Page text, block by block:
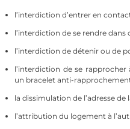
l’interdiction d’entrer en
l’interdiction de se rendre dans
l’interdiction de détenir ou de
l’interdiction de se
un bracelet anti-
la dissimulation de l’adresse
l’attribution du logement à